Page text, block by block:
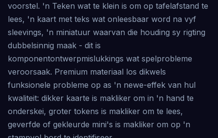
voorstel. 'n Teken wat te klein is om op tafelafstand te
lees, 'n kaart met teks wat onleesbaar word na vyf
sleevings, 'n miniatuur waarvan die houding sy rigting
dubbelsinnig maak - dit is
komponentontwerpmislukkings wat spelprobleme
veroorsaak. Premium materiaal los dikwels
funksionele probleme op as 'n newe-effek van hul
kwaliteit: dikker kaarte is makliker om in 'n hand te
onderskei, groter tokens is makliker om te lees,
geverfde of gekleurde mini's is makliker om op 'n